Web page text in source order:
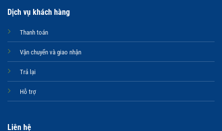
Dịch vụ khách hàng
Thanh toán
Vận chuyển và giao nhận
Trả lại
Hỗ trợ
Liên hệ